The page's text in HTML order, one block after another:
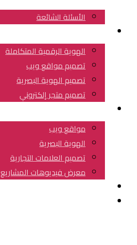
الأسئلة الشائعة
الهوية الرقمية المتكاملة
تصميم مواقع ويب
تصميم الهوية البصرية
تصميم متجر إلكتروني
مواقع ويب
الهوية البصرية
تصميم العلامات التجارية
معرض فيديوهات المشاريع